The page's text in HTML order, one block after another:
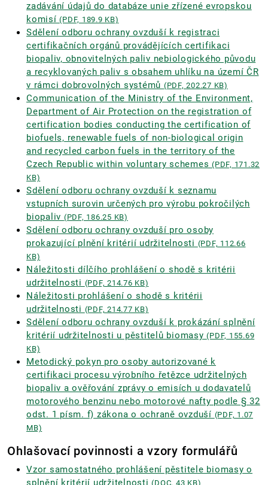
zadávání údajů do databáze unie zřízené evropskou
komisí(PDF, 189.9 KB)
Sdělení odboru ochrany ovzduší k registraci
certifikačních orgánů provádějících certifikaci
biopaliv, obnovitelných paliv nebiologického původu
a recyklovaných paliv s obsahem uhlíku na území ČR
v rámci dobrovolných systémů (PDF, 202.27 KB)
Communication of the Ministry of the Environment,
Department of Air Protection on the registration of
certification bodies conducting the certification of
biofuels, renewable fuels of non-biological origin
and recycled carbon fuels in the territory of the
Czech Republic within voluntary schemes (PDF, 171.32
KB)
Sdělení odboru ochrany ovzduší k seznamu
vstupních surovin určených pro výrobu pokročilých
biopaliv (PDF, 186.25 KB)
Sdělení odboru ochrany ovzduší pro osoby
prokazující plnění kritérií udržitelnosti (PDF, 112.66
KB)
Náležitosti dílčího prohlášení o shodě s kritérii
udržitelnosti (PDF, 214.76 KB)
Náležitosti prohlášení o shodě s kritérii
udržitelnosti (PDF, 214.77 KB)
Sdělení odboru ochrany ovzduší k prokázání splnění
kritérií udržitelnosti u pěstitelů biomasy(PDF, 155.69
KB)
Metodický pokyn pro osoby autorizované k
certifikaci procesu výrobního řetězce udržitelných
biopaliv a ověřování zprávy o emisích u dodavatelů
motorového benzinu nebo motorové nafty podle § 32
odst. 1 písm. f) zákona o ochraně ovzduší (PDF, 1.07
MB)
Ohlašovací povinnosti a vzory formulářů
Vzor samostatného prohlášení pěstitele biomasy o
splnění kritérií udržitelnosti(DOC, 43 KB)